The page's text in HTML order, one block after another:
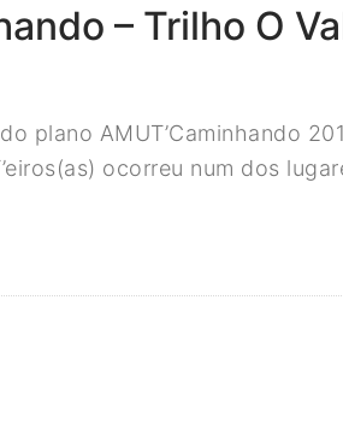
– Trilho O
plano AMUT’Caminhando
ocorreu num dos